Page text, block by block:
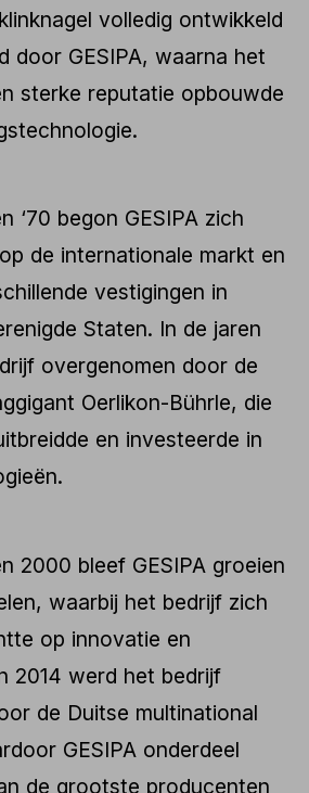
volledig ontwikkeld
door GESIPA, waarna het
sterke reputatie opbouwde
‘70 begon GESIPA zich
de internationale markt en
vestigingen in
Staten. In de jaren
overgenomen door de
Oerlikon-Bührle, die
en investeerde in
2000 bleef GESIPA groeien
waarbij het bedrijf zich
op innovatie en
2014 werd het bedrijf
de Duitse multinational
GESIPA onderdeel
de grootste producenten